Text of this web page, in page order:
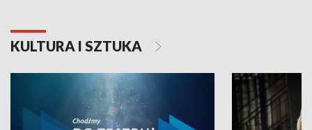
KULTURA I SZTUKA